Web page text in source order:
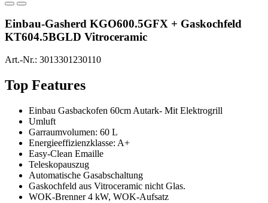
Einbau-Gasherd KGO600.5GFX + Gaskochfeld
KT604.5BGLD Vitroceramic
Art.-Nr.: 3013301230110
Top Features
Einbau Gasbackofen 60cm Autark- Mit Elektrogrill
Umluft
Garraumvolumen: 60 L
Energieeffizienzklasse: A+
Easy-Clean Emaille
Teleskopauszug
Automatische Gasabschaltung
Gaskochfeld aus Vitroceramic nicht Glas.
WOK-Brenner 4 kW, WOK-Aufsatz